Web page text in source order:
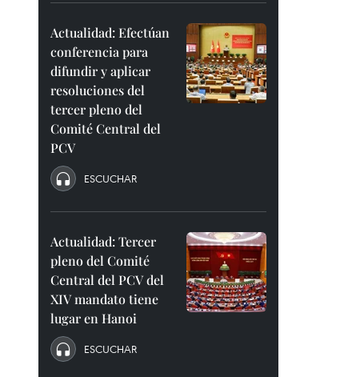
Actualidad: Efectúan
conferencia para
difundir y aplicar
resoluciones del
tercer pleno del
Comité Central del
PCV
ESCUCHAR
Actualidad: Tercer
pleno del Comité
Central del PCV del
XIV mandato tiene
lugar en Hanoi
ESCUCHAR